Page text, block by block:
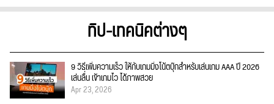
ทิป-เทคนิคต่างๆ
9 วิธีเพิ่มความเร็ว ให้กับเกมมิ่งโน้ตบุ๊กสำหรับเล่นเกม AAA ปี 2026
เล่นลื่น เข้าเกมไว ได้ภาพสวย
Apr 23, 2026